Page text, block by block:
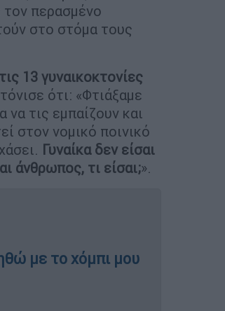
τον περασμένο
στο στόμα τους
13 γυναικοκτονίες
ότι: «Φτιάξαμε
να τις εμπαίζουν και
στον νομικό ποινικό
Γυναίκα δεν είσαι
άνθρωπος, τι είσαι;».
με το χόμπι μου